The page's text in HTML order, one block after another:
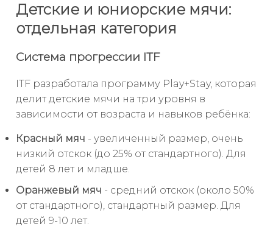
Детские и юниорские мячи:
отдельная категория
Система прогрессии ITF
ITF разработала программу Play+Stay, которая
делит детские мячи на три уровня в
зависимости от возраста и навыков ребёнка:
Красный мяч - увеличенный размер, очень
низкий отскок (до 25% от стандартного). Для
детей 8 лет и младше.
Оранжевый мяч - средний отскок (около 50%
от стандартного), стандартный размер. Для
детей 9-10 лет.